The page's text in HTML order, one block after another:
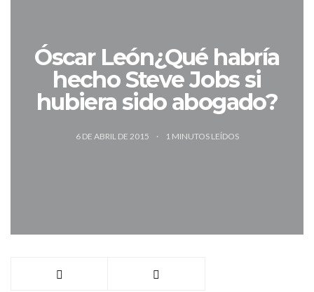
Óscar León¿Qué habría
hecho Steve Jobs si
hubiera sido abogado?
6 DE ABRIL DE 2015 1 MINUTOS LEÍDOS